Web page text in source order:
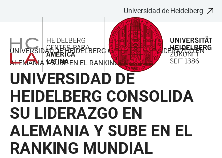
LINKS
MAIN
CONTENT
NAVIGATION
FORM
Universidad de Heidelberg
UNIVERSIDAD DE HEIDELBERG CONSOLIDA SU LIDERAZGO EN
ALEMANIA Y SUBE EN EL RANKING MUNDIAL
UNIVERSIDAD DE
HEIDELBERG CONSOLIDA
SU LIDERAZGO EN
ALEMANIA Y SUBE EN EL
RANKING MUNDIAL